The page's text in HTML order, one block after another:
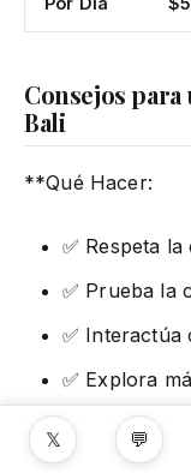
Consejos
Bali
**Qué Hacer:
✅ Respeta
✅ Prueba la
✅ Interactúa
✅ Explora
✅ Aprende
𝕏 💬